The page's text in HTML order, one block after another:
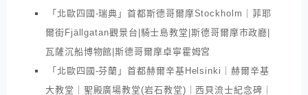
「北歐四國-瑞典」首都斯德哥爾摩Stockholm｜菲耶
爾街Fjällgatan觀景台|騎士島教堂|斯德哥爾摩市政廳|
瓦薩沉船博物館|斯德哥爾摩卓寧霍姆宮
「北歐四國-芬蘭」首都赫爾辛基Helsinki｜赫爾辛基
大教堂｜聖殿廣場教堂(岩石教堂)｜西貝流士紀念碑｜